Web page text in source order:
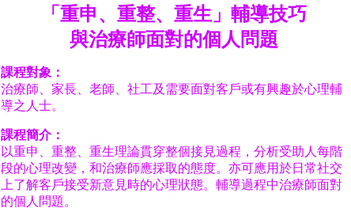
「重申、重整、重生」輔導技巧
與治療師面對的個人問題
課程對象 ：
治療師、家長、老師、社工及需要面對客戶或有興趣於心理輔
導之人士。
課程簡介：
以重申、重整、重生理論貫穿整個接見過程，分析受助人每階
段的心理改變，和治療師應採取的態度。亦可應用於日常社交
上了解客戶接受新意見時的心理狀態。輔導過程中治療師面對
的個人問題。